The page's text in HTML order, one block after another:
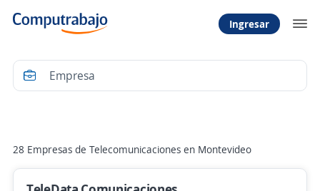
Ingresar
28 Empresas de Telecomunicaciones en Montevideo